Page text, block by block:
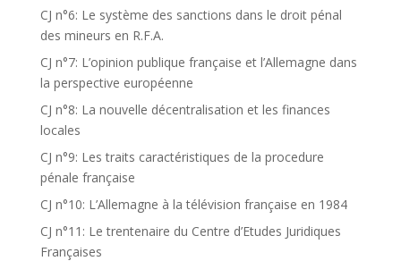
CJ n°6: Le système des sanctions dans le droit pénal
des mineurs en R.F.A.
CJ n°7: L’opinion publique française et l’Allemagne dans
la perspective européenne
CJ n°8: La nouvelle décentralisation et les finances
locales
CJ n°9: Les traits caractéristiques de la procedure
pénale française
CJ n°10: L’Allemagne à la télévision française en 1984
CJ n°11: Le trentenaire du Centre d’Etudes Juridiques
Françaises